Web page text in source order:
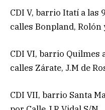
CDI V, barrio Itatí a las
calles Bonpland, Rolón
CDI VI, barrio Quilmes
calles Zárate, J.M de
CDI VII, barrio Santa